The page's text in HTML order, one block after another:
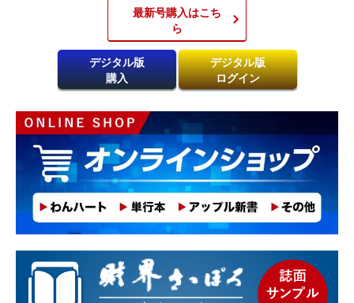
最新号購入はこち
ら​
デジタル版
購入
デジタル版
ログイン